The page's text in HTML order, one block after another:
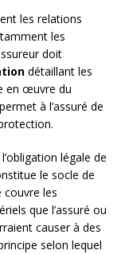
les relations
les
doit
détaillant les
en œuvre du
à l’assuré de
légale de
le socle de
les
que l’assuré ou
causer à des
selon lequel